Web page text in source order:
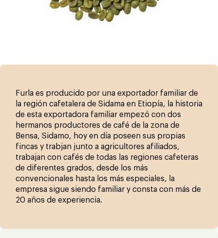
Furla es producido por una exportador familiar de
la región cafetalera de Sidama en Etiopía, la historia
de esta exportadora familiar empezó con dos
hermanos productores de café de la zona de
Bensa, Sidamo, hoy en día poseen sus propias
fincas y trabjan junto a agricultores afiliados,
trabajan con cafés de todas las regiones cafeteras
de diferentes grados, desde los más
convencionales hasta los más especiales, la
empresa sigue siendo familiar y consta con más de
20 años de experiencia.